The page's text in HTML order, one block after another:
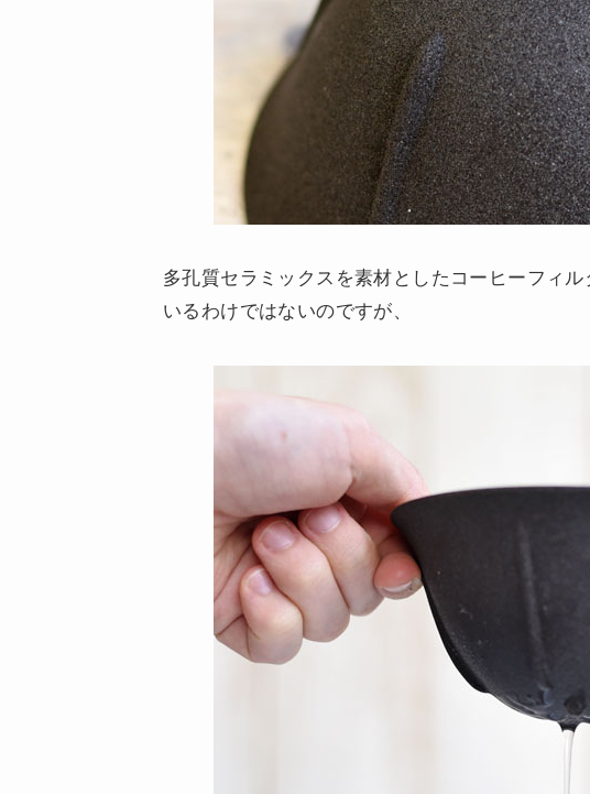
多孔質セラミックスを素材としたコーヒーフィ
いるわけではないのですが、